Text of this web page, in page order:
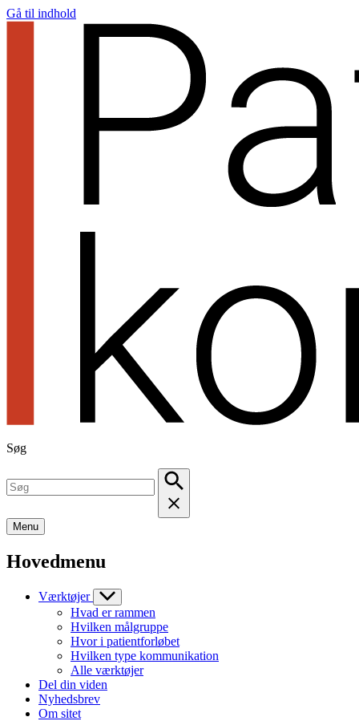
Gå til indhold
Søg
Menu
Hovedmenu
Værktøjer
Hvad er rammen
Hvilken målgruppe
Hvor i patientforløbet
Hvilken type kommunikation
Alle værktøjer
Del din viden
Nyhedsbrev
Om sitet